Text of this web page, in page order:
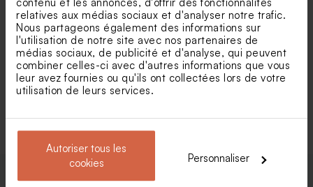
relatives aux médias sociaux et d'analyser notre trafic.
Nous partageons également des informations sur
l'utilisation de notre site avec nos partenaires de
médias sociaux, de publicité et d'analyse, qui peuvent
combiner celles-ci avec d'autres informations que vous
leur avez fournies ou qu'ils ont collectées lors de votre
utilisation de leurs services.
Autoriser tous les
cookies
Personnaliser
Carte remerciement
mariage simplicité colorée
Carte remerciement
mariage colorée et initiales
Voir toute la collection Carte